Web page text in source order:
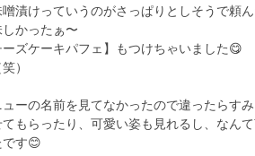
漬けっていうのがさっぱりとしそうで頼
かったぁ〜
ズケーキパフェ】もつけちゃいました😋
）
ーの名前を見てなかったので違ったらす
もらったり、可愛い姿も見れるし、なん
す😊